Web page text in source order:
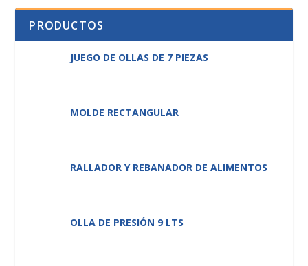
PRODUCTOS
JUEGO DE OLLAS DE 7 PIEZAS
MOLDE RECTANGULAR
RALLADOR Y REBANADOR DE ALIMENTOS
OLLA DE PRESIÓN 9 LTS